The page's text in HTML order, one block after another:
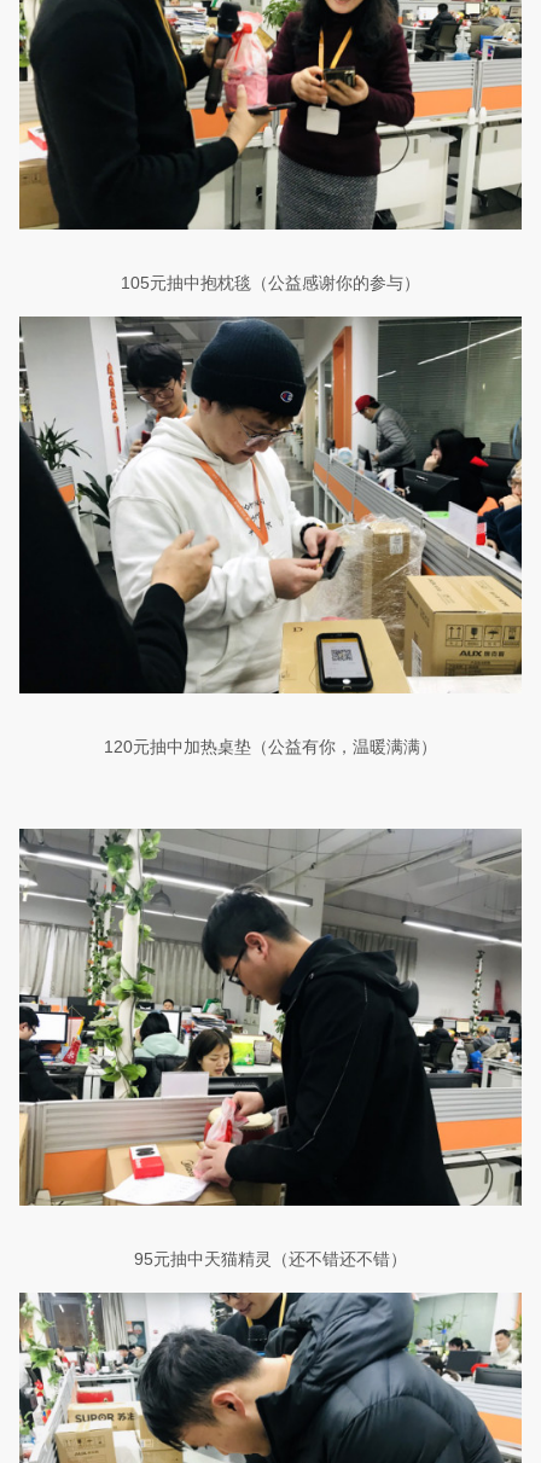
105元抽中抱枕毯（公益感谢你的参与）
120元抽中加热桌垫（公益有你，温暖满满）
95元抽中天猫精灵（还不错还不错）